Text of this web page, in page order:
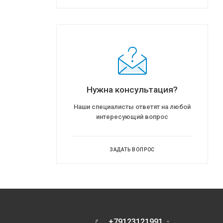
Нужна консультация?
Наши специалисты ответят на любой
интересующий вопрос
ЗАДАТЬ ВОПРОС